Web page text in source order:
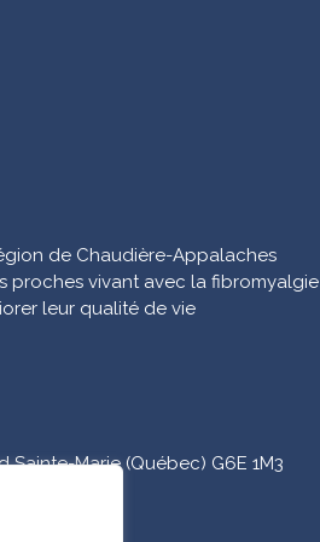
de Chaudière-Appalaches
proches vivant avec la fibromyalgie
leur qualité de vie
Sainte-Marie (Québec) G6E 1M3